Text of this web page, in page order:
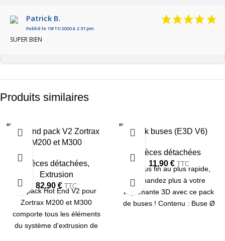
Patrick B.
Publié le 19/11/2020 à 2:31 pm
SUPER BIEN
Produits similaires
RUPTU
Hot end pack V2 Zortrax
M200 et M300
Pièces détachées,
Extrusion
82,90 € TTC
Le pack Hot End V2 pour
Zortrax M200 et M300
comporte tous les éléments
du système d’extrusion de
RUPTU
Pack buses (E3D V6)
Pièces détachées
11,90 € TTC
Du plus fin au plus rapide,
demandez plus à votre
imprimante 3D avec ce pack
de buses ! Contenu : Buse Ø